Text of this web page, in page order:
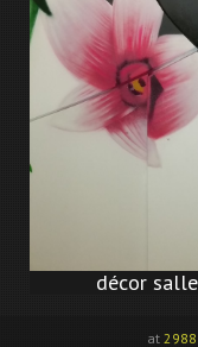
décor
at